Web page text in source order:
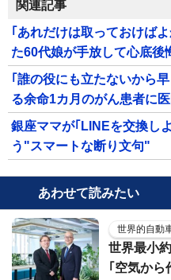
関連記事
｢あれだけは取っておけば
た60代娘が手放して心底後
｢誰の役にも立たないから
る余命1カ月のがん患者に
銀座ママが｢LINEを交換し
う"スマートな断り文句"
あわせて読みたい
世界的自動
世界最小
｢空気から